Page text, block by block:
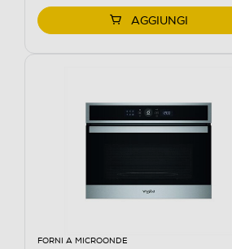
AGGIUNGI
FORNI A MICROONDE